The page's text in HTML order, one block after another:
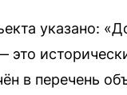
указано:
это
в перечень